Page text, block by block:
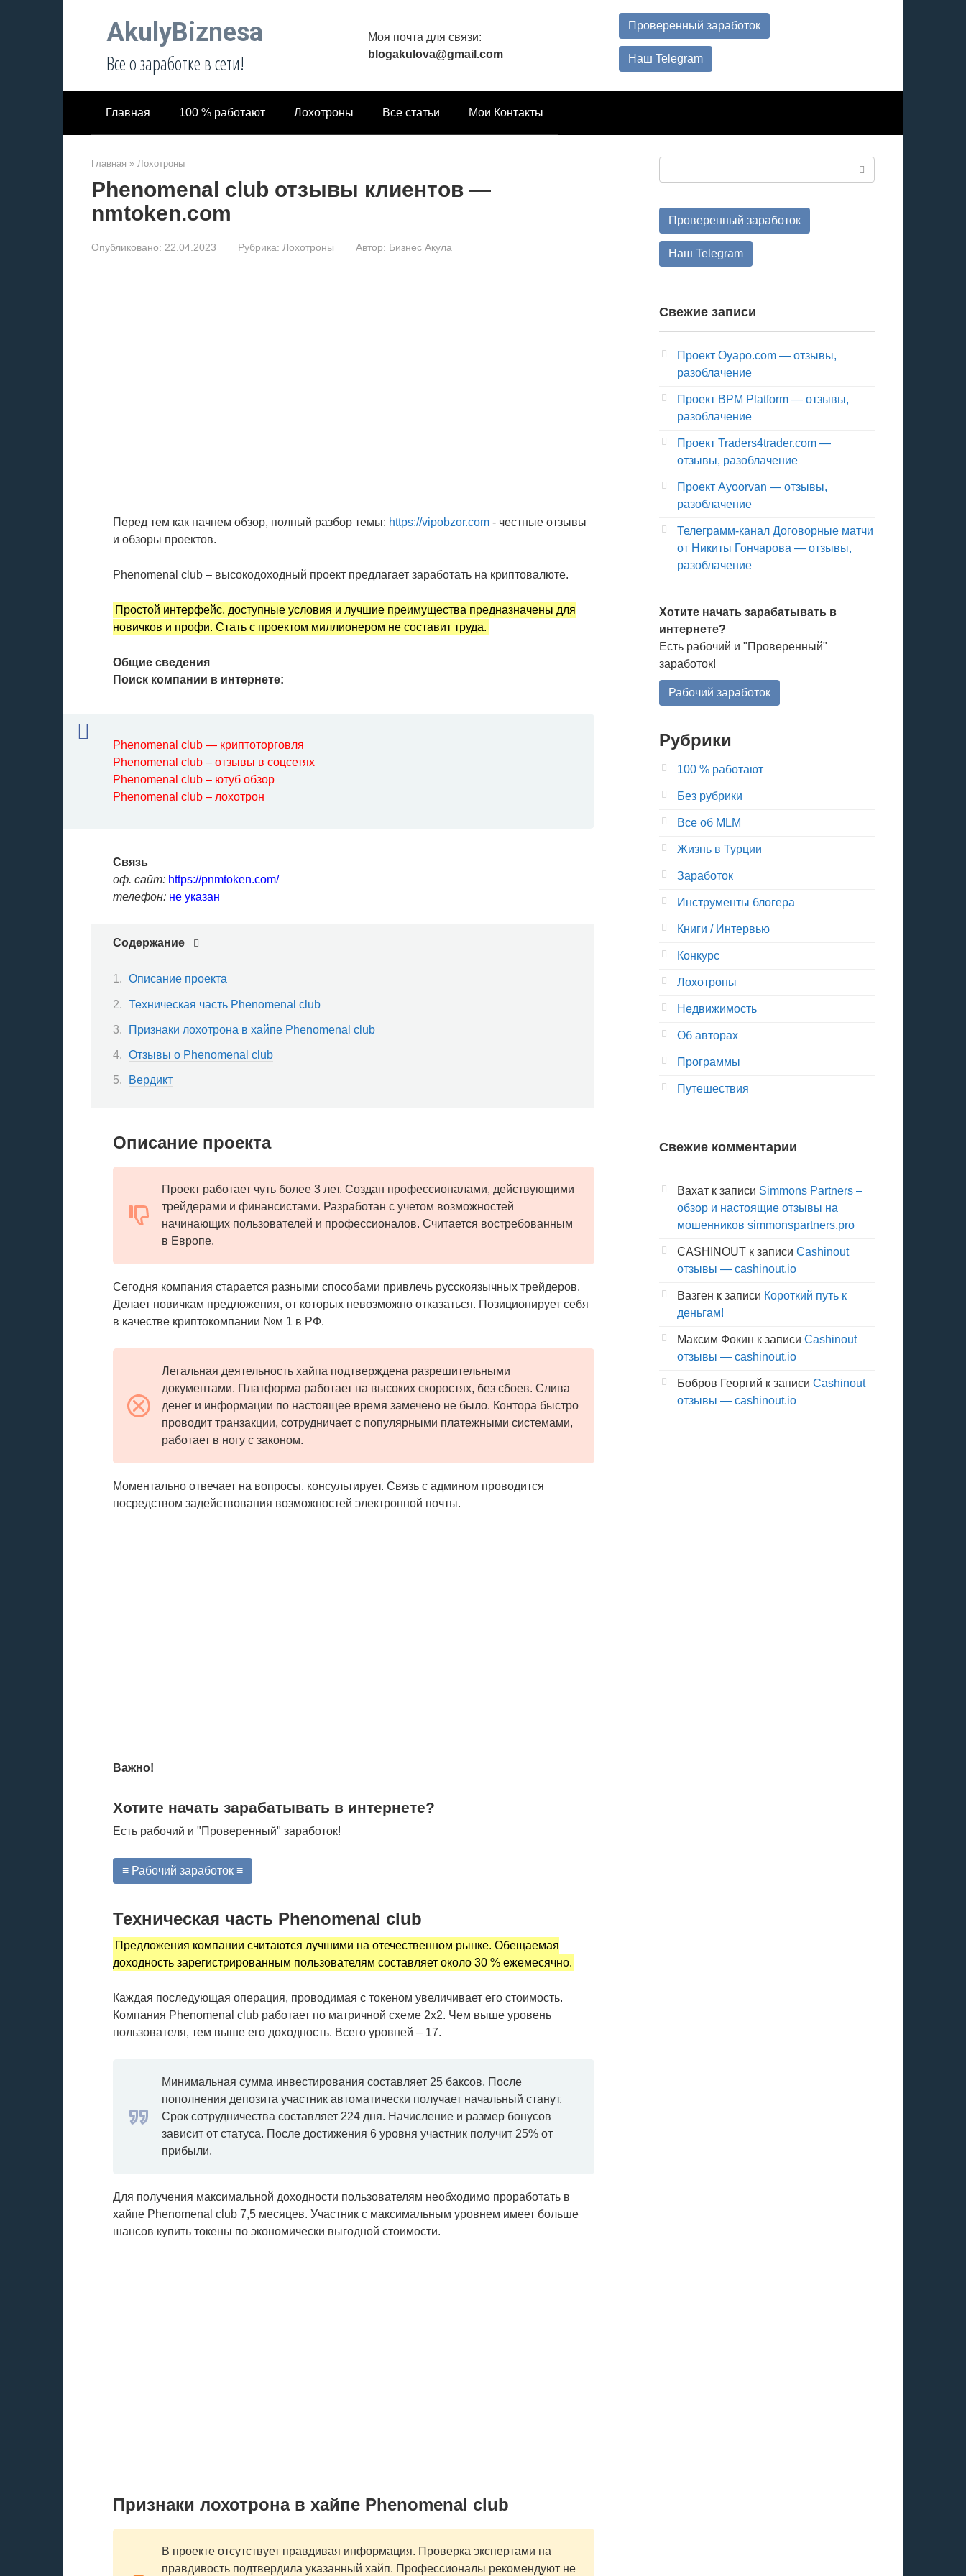
AkulyBiznesa
Все о заработке в сети!
Моя почта для связи:
blogakulova@gmail.com
Проверенный заработок
Наш Telegram
Главная 100 % работают Лохотроны Все статьи Мои Контакты
Главная » Лохотроны
Phenomenal club отзывы клиентов —
nmtoken.com
Опубликовано: 22.04.2023 Рубрика: Лохотроны Автор: Бизнес Акула
Перед тем как начнем обзор, полный разбор темы: https://vipobzor.com - честные отзывы
и обзоры проектов.
Phenomenal club – высокодоходный проект предлагает заработать на криптовалюте.
Простой интерфейс, доступные условия и лучшие преимущества предназначены для
новичков и профи. Стать с проектом миллионером не составит труда.
Общие сведения
Поиск компании в интернете:
Phenomenal club — криптоторговля
Phenomenal club – отзывы в соцсетях
Phenomenal club – ютуб обзор
Phenomenal club – лохотрон
Связь
оф. сайт: https://pnmtoken.com/
телефон: не указан
Содержание
Описание проекта
Техническая часть Phenomenal club
Признаки лохотрона в хайпе Phenomenal club
Отзывы о Phenomenal club
Вердикт
Описание проекта
Проект работает чуть более 3 лет. Создан профессионалами, действующими
трейдерами и финансистами. Разработан с учетом возможностей
начинающих пользователей и профессионалов. Считается востребованным
в Европе.
Сегодня компания старается разными способами привлечь русскоязычных трейдеров.
Делает новичкам предложения, от которых невозможно отказаться. Позиционирует себя
в качестве криптокомпании №м 1 в РФ.
Легальная деятельность хайпа подтверждена разрешительными
документами. Платформа работает на высоких скоростях, без сбоев. Слива
денег и информации по настоящее время замечено не было. Контора быстро
проводит транзакции, сотрудничает с популярными платежными системами,
работает в ногу с законом.
Моментально отвечает на вопросы, консультирует. Связь с админом проводится
посредством задействования возможностей электронной почты.
Важно!
Хотите начать зарабатывать в интернете?
Есть рабочий и "Проверенный" заработок!
≡ Рабочий заработок ≡
Техническая часть Phenomenal club
Предложения компании считаются лучшими на отечественном рынке. Обещаемая
доходность зарегистрированным пользователям составляет около 30 % ежемесячно.
Каждая последующая операция, проводимая с токеном увеличивает его стоимость.
Компания Phenomenal club работает по матричной схеме 2х2. Чем выше уровень
пользователя, тем выше его доходность. Всего уровней – 17.
Минимальная сумма инвестирования составляет 25 баксов. После
пополнения депозита участник автоматически получает начальный станут.
Срок сотрудничества составляет 224 дня. Начисление и размер бонусов
зависит от статуса. После достижения 6 уровня участник получит 25% от
прибыли.
Для получения максимальной доходности пользователям необходимо проработать в
хайпе Phenomenal club 7,5 месяцев. Участник с максимальным уровнем имеет больше
шансов купить токены по экономически выгодной стоимости.
Признаки лохотрона в хайпе Phenomenal club
В проекте отсутствует правдивая информация. Проверка экспертами на
правдивость подтвердила указанный хайп. Профессионалы рекомендуют не
Проверенный заработок
Наш Telegram
Свежие записи
Проект Oyapo.com — отзывы,
разоблачение
Проект BPM Platform — отзывы,
разоблачение
Проект Traders4trader.com —
отзывы, разоблачение
Проект Ayoorvan — отзывы,
разоблачение
Телеграмм-канал Договорные матчи
от Никиты Гончарова — отзывы,
разоблачение
Хотите начать зарабатывать в
интернете?
Есть рабочий и "Проверенный"
заработок!
Рабочий заработок
Рубрики
100 % работают
Без рубрики
Все об MLM
Жизнь в Турции
Заработок
Инструменты блогера
Книги / Интервью
Конкурс
Лохотроны
Недвижимость
Об авторах
Программы
Путешествия
Свежие комментарии
Вахат к записи Simmons Partners –
обзор и настоящие отзывы на
мошенников simmonspartners.pro
CASHINOUT к записи Cashinout
отзывы — cashinout.io
Вазген к записи Короткий путь к
деньгам!
Максим Фокин к записи Cashinout
отзывы — cashinout.io
Бобров Георгий к записи Cashinout
отзывы — cashinout.io